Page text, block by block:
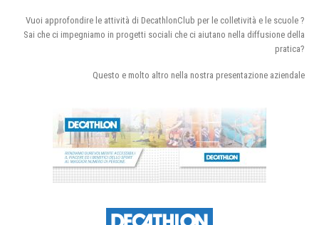
Vuoi approfondire le attività di DecathlonClub per le colletività e le scuole ?
Sai che ci impegniamo in progetti sociali che ci aiutano nella diffusione della
pratica?
Questo e molto altro nella nostra presentazione aziendale